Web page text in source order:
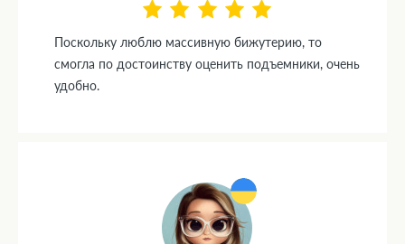
Поскольку люблю массивную бижутерию, то
смогла по достоинству оценить подъемники, очень
удобно.